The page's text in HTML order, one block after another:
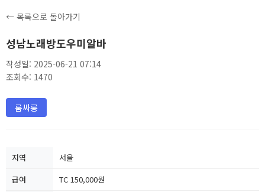
← 목록으로 돌아가기
성남노래방도우미알바
작성일: 2025-06-21 07:14
조회수: 1470
룸싸롱
지역
서울
급여
TC 150,000원